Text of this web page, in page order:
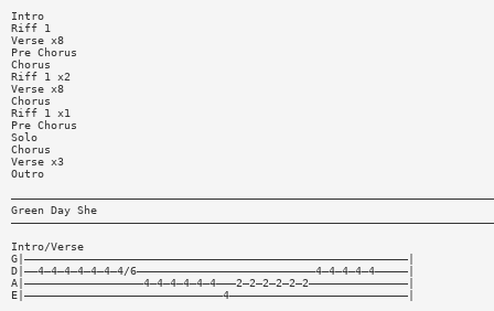
Intro
Riff 1
Verse x8
Pre Chorus
Chorus
Riff 1 x2
Verse x8
Chorus
Riff 1 x1
Pre Chorus
Solo
Chorus
Verse x3
Outro
Green Day She
Intro/Verse
G|——————————————————————————————————————————————————————————|
D|——4—4—4—4—4—4—4/6———————————————————————————4—4—4—4—4—————|
A|——————————————————4—4—4—4—4—4———2—2—2—2—2—2———————————————|
E|——————————————————————————————4———————————————————————————|